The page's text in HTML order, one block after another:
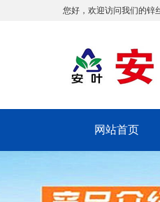
您好，欢迎访问我们的锌
网站首页